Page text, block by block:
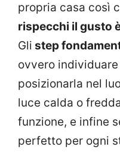
propria casa così
rispecchi il gusto
Gli step
ovvero
posizionarla nel
luce calda o
funzione, e infine
perfetto per ogni